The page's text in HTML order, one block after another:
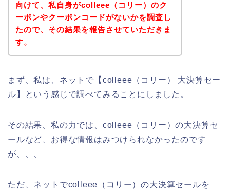
向けて、私自身がcolleee（コリー）のク
ーポンやクーポンコードがないかを調査し
たので、その結果を報告させていただきま
す。
まず、私は、ネットで【colleee（コリー） 大決算セー
ル】という感じで調べてみることにしました。
その結果、私の力では、colleee（コリー）の大決算セ
ールなど、お得な情報はみつけられなかったのです
が、、、
ただ、ネットでcolleee（コリー）の大決算セールを